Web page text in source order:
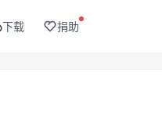
下载 捐助